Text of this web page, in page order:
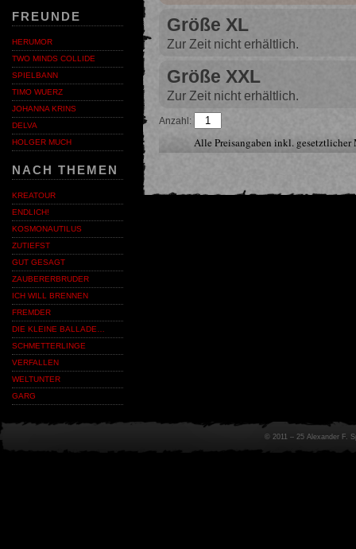
FREUNDE
HERUMOR
TWO MINDS COLLIDE
SPIELBANN
TIMO WUERZ
JOHANNA KRINS
DELVA
HOLGER MUCH
NACH THEMEN
KREATOUR
ENDLICH!
KOSMONAUTILUS
ZUTIEFST
GUT GESAGT
ZAUBERERBRUDER
ICH WILL BRENNEN
FREMDER
DIE KLEINE BALLADE…
SCHMETTERLINGE
VERFALLEN
WELTUNTER
GARG
Größe XL
Zur Zeit nicht erhältlich.
Größe XXL
Zur Zeit nicht erhältlich.
Anzahl:
Alle Preisangaben inkl.
© 2011 – 25 Alexander F.